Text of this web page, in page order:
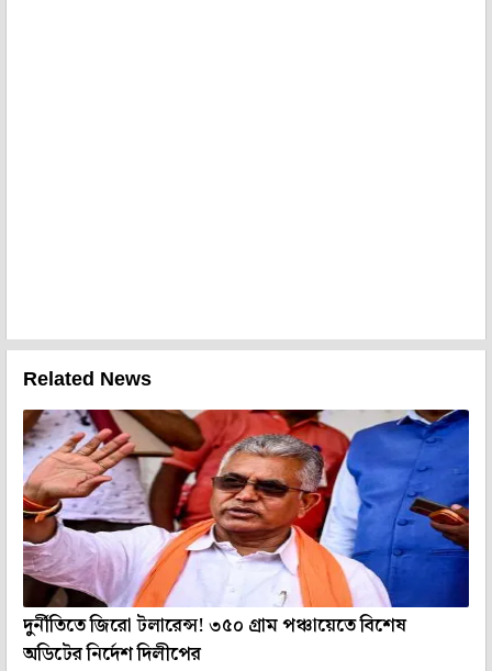
Related News
দুর্নীতিতে জিরো টলারেন্স! ৩৫০ গ্রাম পঞ্চায়েতে বিশেষ
অডিটের নির্দেশ দিলীপের